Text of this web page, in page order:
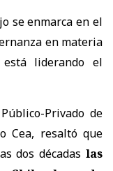
se enmarca en el
en materia
liderando el
Privado de
Cea, resaltó que
dos décadas las